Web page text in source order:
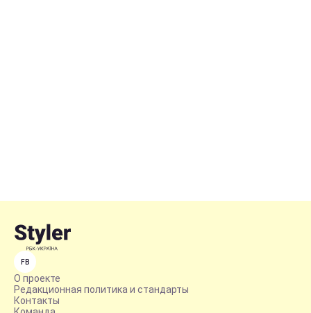
FB
О проекте
Редакционная политика и стандарты
Контакты